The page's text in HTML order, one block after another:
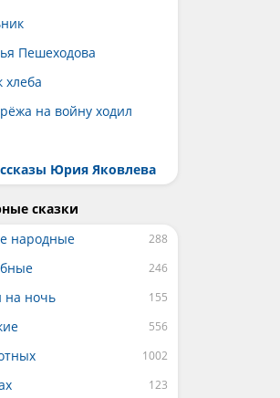
Пешеходова
хлеба
на войну ходил
Юрия Яковлева
сказки
народные
на ночь